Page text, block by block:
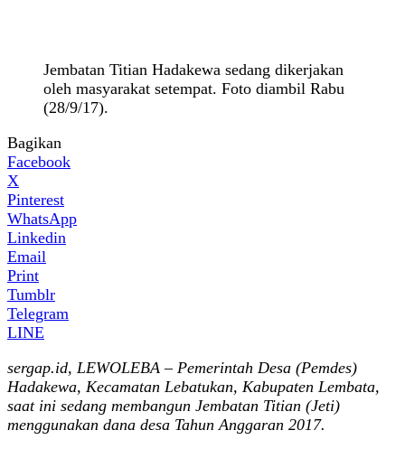
Jembatan Titian Hadakewa sedang dikerjakan
oleh masyarakat setempat. Foto diambil Rabu
(28/9/17).
Bagikan
Facebook
X
Pinterest
WhatsApp
Linkedin
Email
Print
Tumblr
Telegram
LINE
sergap.id, LEWOLEBA – Pemerintah Desa (Pemdes)
Hadakewa, Kecamatan Lebatukan, Kabupaten Lembata,
saat ini sedang membangun Jembatan Titian (Jeti)
menggunakan dana desa Tahun Anggaran 2017.